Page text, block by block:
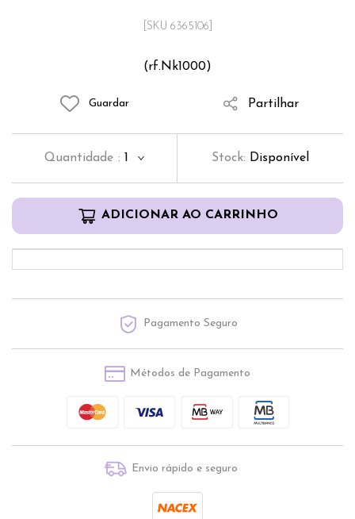
(rf.Nk1000)
[SKU 6365106]
Guardar Partilhar
Quantidade : 1 Stock: Disponível
ADICIONAR AO CARRINHO
Pagamento Seguro
Métodos de Pagamento
Envio rápido e seguro